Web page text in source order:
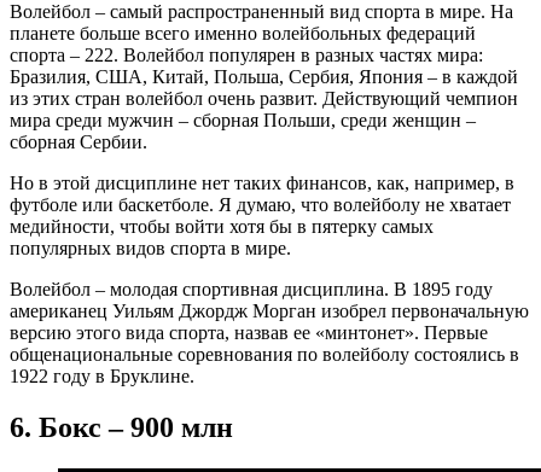
Волейбол – самый распространенный вид спорта в мире. На
планете больше всего именно волейбольных федераций
спорта – 222. Волейбол популярен в разных частях мира:
Бразилия, США, Китай, Польша, Сербия, Япония – в каждой
из этих стран волейбол очень развит. Действующий чемпион
мира среди мужчин – сборная Польши, среди женщин –
сборная Сербии.
Но в этой дисциплине нет таких финансов, как, например, в
футболе или баскетболе. Я думаю, что волейболу не хватает
медийности, чтобы войти хотя бы в пятерку самых
популярных видов спорта в мире.
Волейбол – молодая спортивная дисциплина. В 1895 году
американец Уильям Джордж Морган изобрел первоначальную
версию этого вида спорта, назвав ее «минтонет». Первые
общенациональные соревнования по волейболу состоялись в
1922 году в Бруклине.
6. Бокс – 900 млн